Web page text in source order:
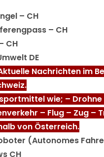
– CH
– CH
CH
DE
Nachrichten im
wie; –
– Flug – Zug –
von Österreich.
(Autonomes
CH